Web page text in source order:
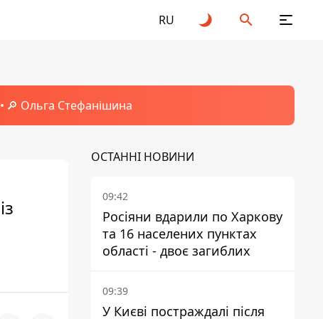
RU
🔎 Ольга Стефанішина
ОСТАННІ НОВИНИ
09:42
Росіяни вдарили по Харкову
та 16 населених пунктах
області - двоє загиблих
09:39
У Києві постраждалі після